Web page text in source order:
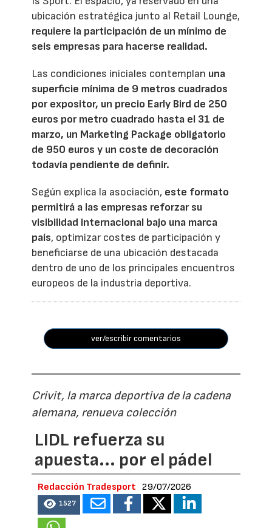
ubicación estratégica junto al Retail Lounge,
requiere la participación de un mínimo de
seis empresas para hacerse realidad.
Las condiciones iniciales contemplan una
superficie mínima de 9 metros cuadrados
por expositor, un precio Early Bird de 250
euros por metro cuadrado hasta el 31 de
marzo, un Marketing Package obligatorio
de 950 euros y un coste de decoración
todavía pendiente de definir.
Según explica la asociación, este formato
permitirá a las empresas reforzar su
visibilidad internacional bajo una marca
país, optimizar costes de participación y
beneficiarse de una ubicación destacada
dentro de uno de los principales encuentros
europeos de la industria deportiva.
ver/escribir comentarios
Crivit, la marca deportiva de la cadena
alemana, renueva colección
LIDL refuerza su
apuesta... por el pádel
Redacción Tradesport 29/07/2026
1527